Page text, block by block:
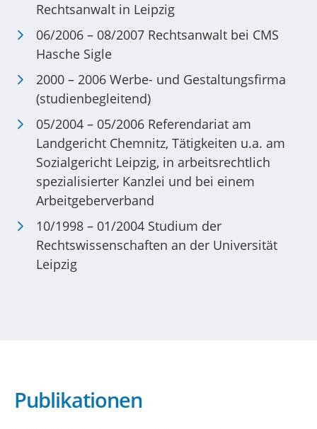
Rechtsanwalt in Leipzig
06/2006 – 08/2007 Rechtsanwalt bei CMS
Hasche Sigle
2000 – 2006 Werbe- und Gestaltungsfirma
(studienbegleitend)
05/2004 – 05/2006 Referendariat am
Landgericht Chemnitz, Tätigkeiten u.a. am
Sozialgericht Leipzig, in arbeitsrechtlich
spezialisierter Kanzlei und bei einem
Arbeitgeberverband
10/1998 – 01/2004 Studium der
Rechtswissenschaften an der Universität
Leipzig
Publikationen